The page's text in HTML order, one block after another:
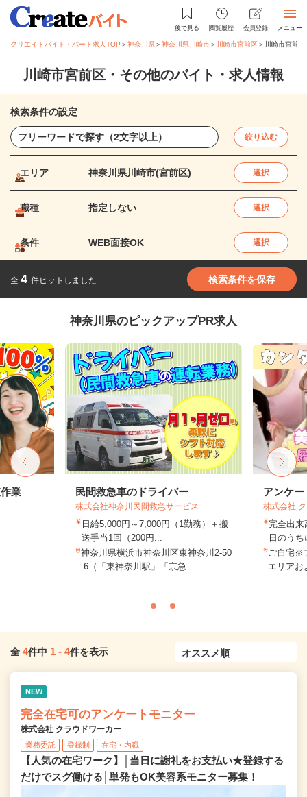
後で見る 閲覧履歴 会員登録 メニュー
クリエイトバイト・パート求人TOP ＞神奈川県＞神奈川県川崎市＞ 川崎市宮前区＞ 川崎市宮前
川崎市宮前区・その他のバイト・求人情報
検索条件の設定
絞り込む
エリア 神奈川県川崎市(宮前区) 選択
職種 指定しない 選択
条件 WEB面接OK 選択
全 4 件ヒットしました 検索条件を保存
神奈川県のピックアップPR求人
業 民間救急車のドライバー
株式会社神奈川民間救急サービス
日給5,000円～7,000円（1勤務）＋搬
送手当1回（200円...
神奈川県横浜市神奈川区東神奈川2-50
-6（「東神奈川駅」「京急...
アンケ
株式会社
完全出
日のう
ご自宅※
エリアお
全 4件中 1 - 4件を表示
NEW
完全在宅可のアンケートモニター
株式会社 クラウドワーカー
業務委託 登録制 在宅・内職
【人気の在宅ワーク】│当日に謝礼をお支払い★登録する
だけでスグ働ける│単発もOK美容系モニター募集！